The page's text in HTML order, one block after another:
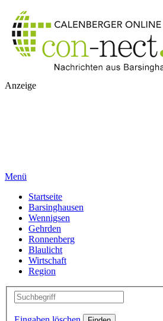
Anzeige
Menü
Startseite
Barsinghausen
Wennigsen
Gehrden
Ronnenberg
Blaulicht
Wirtschaft
Region